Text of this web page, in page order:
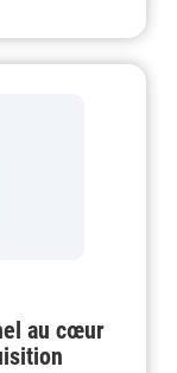
au cœur